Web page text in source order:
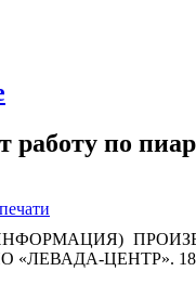
работу по
ЦЕНТР».